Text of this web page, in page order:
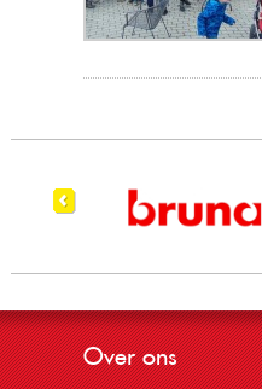
Over ons